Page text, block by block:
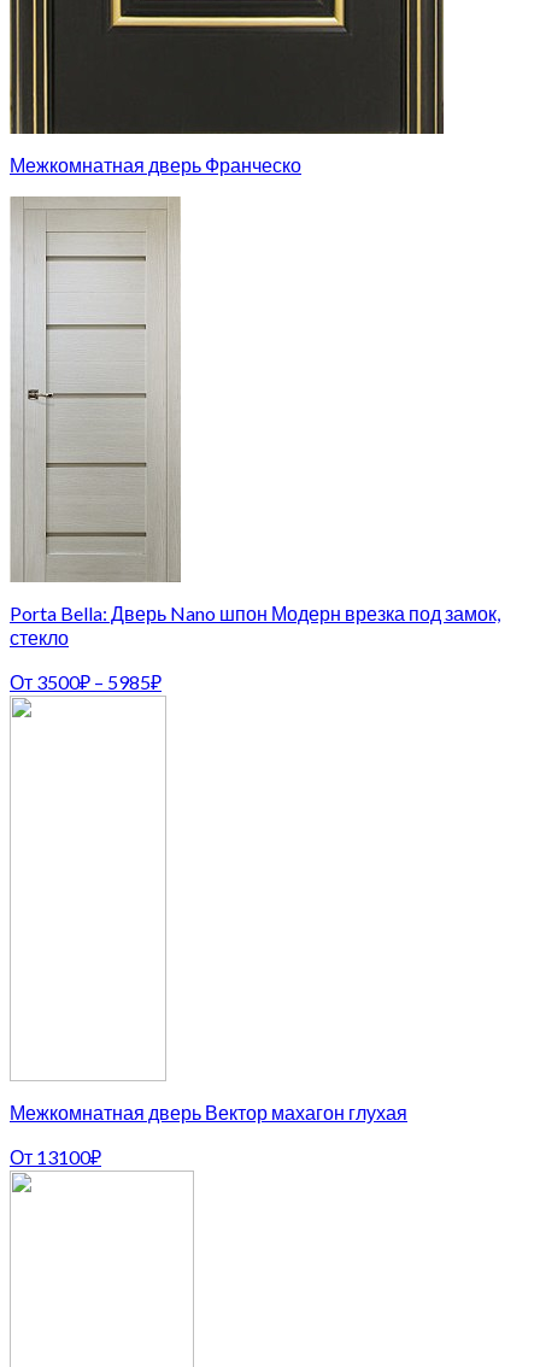
Межкомнатная дверь Франческо
Porta Bella: Дверь Nano шпон Модерн врезка под замок,
стекло
От 3500₽ – 5985₽
Межкомнатная дверь Вектор махагон глухая
От 13100₽